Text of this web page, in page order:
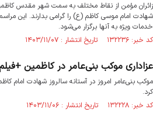
زائران مؤمن از نقاط مختلف به سمت شهر مقدس
شهادت امام موسی کاظم (ع) را گرامی بدارند. این
خدمات ویژه به آنها برگزار می‌شود.
کد خبر: ۱۳۲۲۳۶ تاریخ انتشار : ۱۴۰۳/۱۱/۰۷
عزاداری موکب بنی‌عامر در کاظمین
موکب بنی‌عامر امروز در آستانه سالروز شهادت امام
کرد.
کد خبر: ۱۳۲۲۲۸ تاریخ انتشار : ۱۴۰۳/۱۱/۰۶